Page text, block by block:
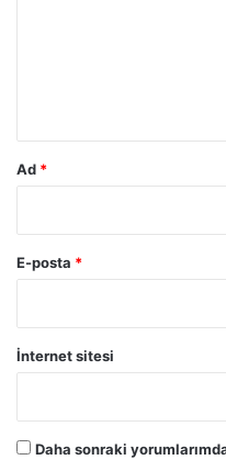
Ad *
E-posta *
İnternet sitesi
Daha sonraki